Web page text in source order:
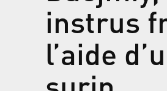
instrus
l’aide